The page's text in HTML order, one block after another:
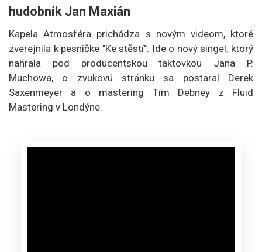
hudobník Jan Maxián
Kapela Atmosféra prichádza s novým videom, ktoré
zverejnila k pesničke "Ke stěstí". Ide o nový singel, ktorý
nahrala pod producentskou taktovkou Jana P.
Muchowa, o zvukovú stránku sa postaral Derek
Saxenmeyer a o mastering Tim Debney z Fluid
Mastering v Londýne.